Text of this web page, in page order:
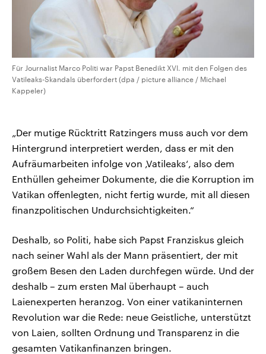
Für Journalist Marco Politi war Papst Benedikt XVI. mit den Folgen des
Vatileaks-Skandals überfordert (dpa / picture alliance / Michael
Kappeler)
„Der mutige Rücktritt Ratzingers muss auch vor dem
Hintergrund interpretiert werden, dass er mit den
Aufräumarbeiten infolge von ‚Vatileaks‘, also dem
Enthüllen geheimer Dokumente, die die Korruption im
Vatikan offenlegten, nicht fertig wurde, mit all diesen
finanzpolitischen Undurchsichtigkeiten.“
Deshalb, so Politi, habe sich Papst Franziskus gleich
nach seiner Wahl als der Mann präsentiert, der mit
großem Besen den Laden durchfegen würde. Und der
deshalb – zum ersten Mal überhaupt – auch
Laienexperten heranzog. Von einer vatikaninternen
Revolution war die Rede: neue Geistliche, unterstützt
von Laien, sollten Ordnung und Transparenz in die
gesamten Vatikanfinanzen bringen.